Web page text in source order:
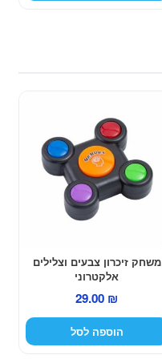
משחק זיכרון צבעים וצלילים
אלקטרוני
29.00 ₪
הוספה לסל